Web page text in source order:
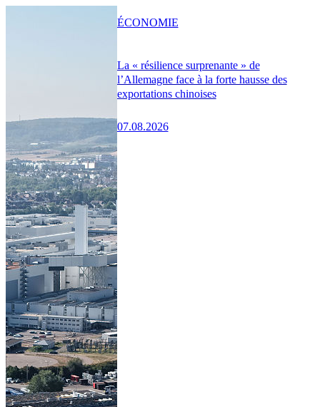
La « résilience surprenante » de
l’Allemagne face à la forte hausse des
exportations chinoises
07.08.2026
ÉCONOMIE